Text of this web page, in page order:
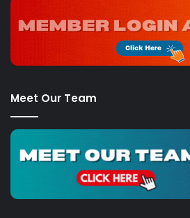
Meet Our Team